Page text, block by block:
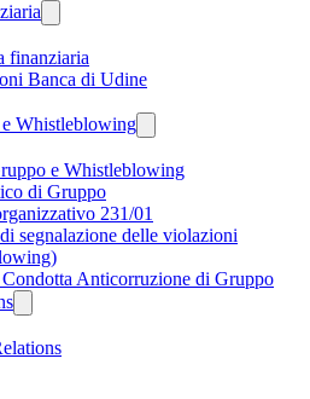
finanziaria
Banca di Udine
Whistleblowing
e Whistleblowing
di Gruppo
231/01
segnalazione delle violazioni
Anticorruzione di Gruppo